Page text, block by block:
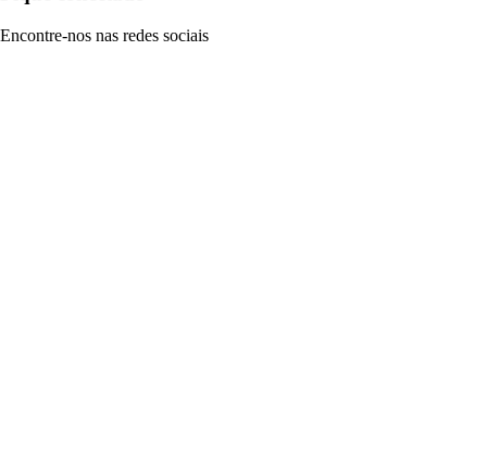
Encontre-nos nas redes sociais